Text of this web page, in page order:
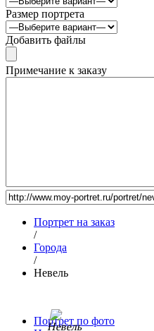
Размер портрета
Добавить файлы
Примечание к заказу
Портрет на заказ
/
Города
/
Невель
Портрет по фото